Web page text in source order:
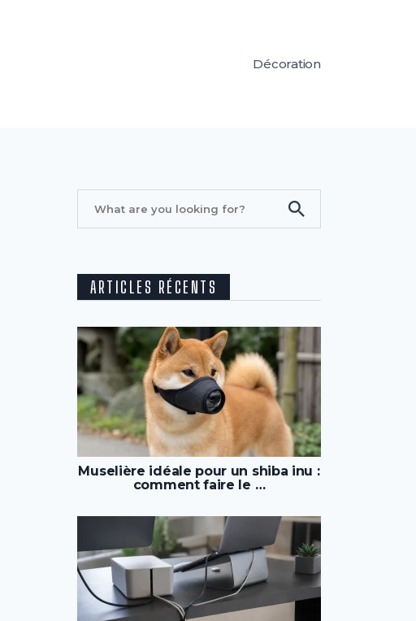
Décoration
ARTICLES RÉCENTS
Muselière idéale pour un shiba inu :
comment faire le …